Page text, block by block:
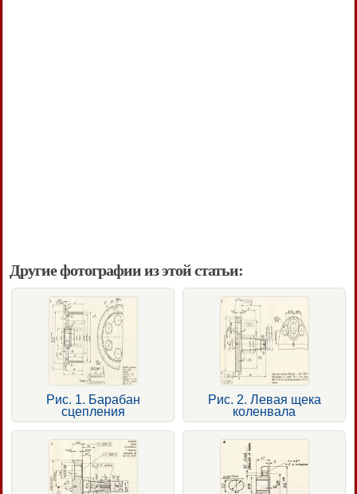
Другие фотографии из этой статьи:
Рис. 1. Барабан
сцепления
Рис. 2. Левая щека
коленвала